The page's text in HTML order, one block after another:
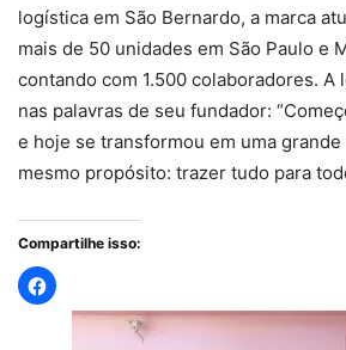
logística em São Bernardo, a marca
mais de 50 unidades em São Paulo e
contando com 1.500 colaboradores. A
nas palavras de seu fundador:
e hoje se transformou em uma
mesmo propósito: trazer tudo para
Compartilhe isso: